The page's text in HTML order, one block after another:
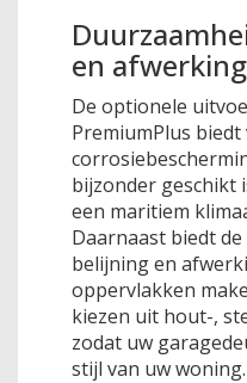
en
De optionele
PremiumPlus
bijzonder geschikt
een maritiem
Daarnaast biedt
belijning en
oppervlakken
kiezen uit hout-,
zodat uw
stijl van uw woning.